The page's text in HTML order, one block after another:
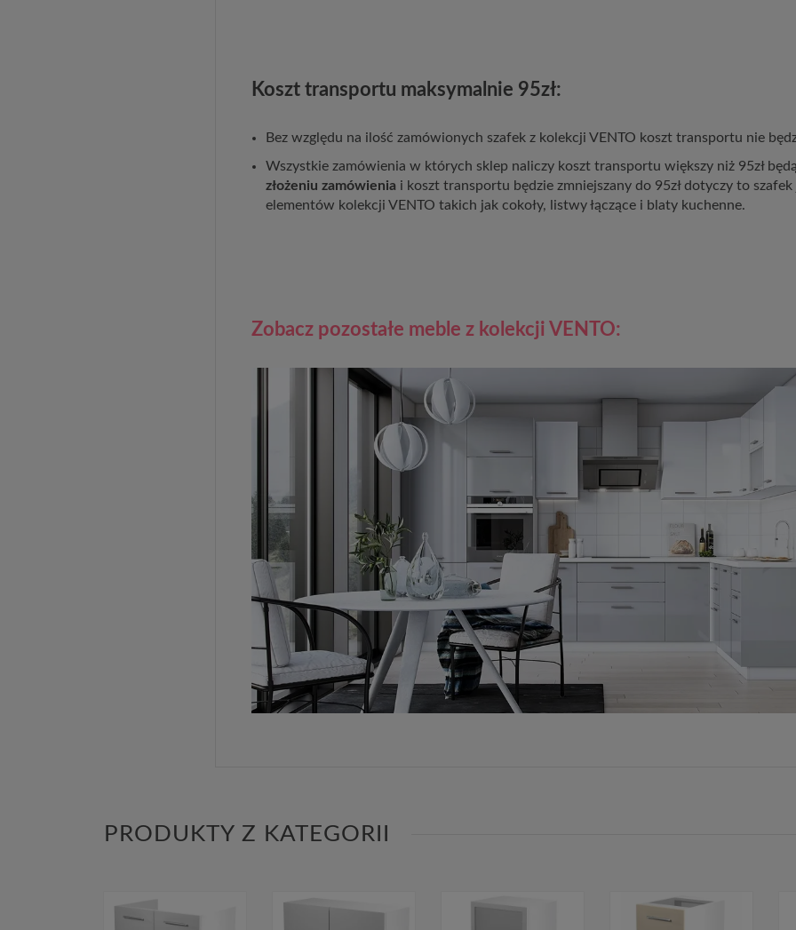
Koszt transportu maksymalnie 95zł:
Bez względu na ilość zamówionych szafek z kolekcji VENTO koszt transportu nie
Wszystkie zamówienia w których sklep naliczy koszt transportu większy niż 95zł
złożeniu zamówienia i koszt transportu będzie zmniejszany do 95zł dotyczy to szafek
elementów kolekcji VENTO takich jak cokoły, listwy łączące i blaty kuchenne.
Zobacz pozostałe meble z kolekcji VENTO:
PRODUKTY Z KATEGORII